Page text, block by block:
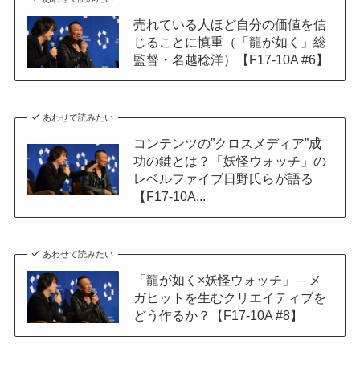
売れている人ほど自分の価値を信
じることに慎重（「龍が如く」総
監督・名越稔洋）【F17-10A #6】
あわせて読みたい
コンテンツの”クロスメディア”成
功の鍵とは？「妖怪ウォッチ」の
レベルファイブ日野氏らが語る
【F17-10A...
あわせて読みたい
「龍が如く×妖怪ウォッチ」 – メ
ガヒットを生むクリエイティブを
どう作るか？【F17-10A #8】